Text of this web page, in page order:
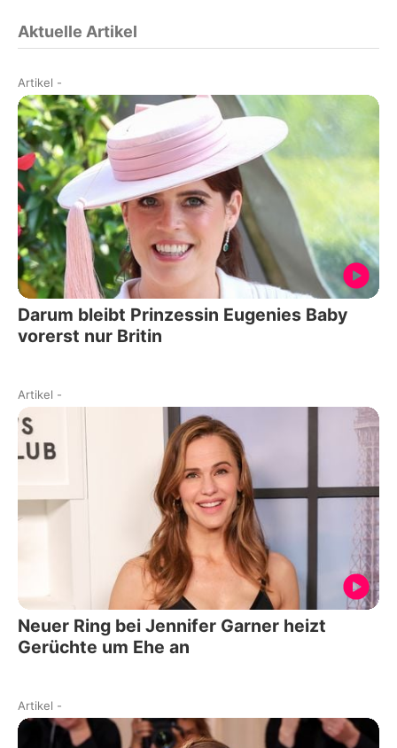
Aktuelle Artikel
Artikel -
Darum bleibt Prinzessin Eugenies Baby
vorerst nur Britin
Artikel -
Neuer Ring bei Jennifer Garner heizt
Gerüchte um Ehe an
Artikel -